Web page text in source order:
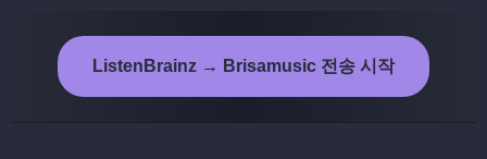
ListenBrainz → Brisamusic 전송 시작